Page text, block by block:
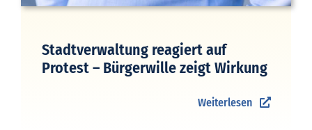
Stadtverwaltung reagiert auf
Protest – Bürgerwille zeigt Wirkung
Weiterlesen